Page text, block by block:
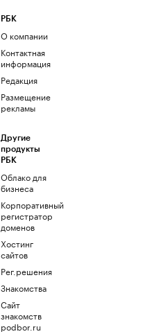
РБК
О компании
Контактная
информация
Редакция
Размещение
рекламы
Другие
продукты
РБК
Облако для
бизнеса
Корпоративный
регистратор
доменов
Хостинг
сайтов
Рег.решения
Знакомства
Сайт
знакомств
podbor.ru